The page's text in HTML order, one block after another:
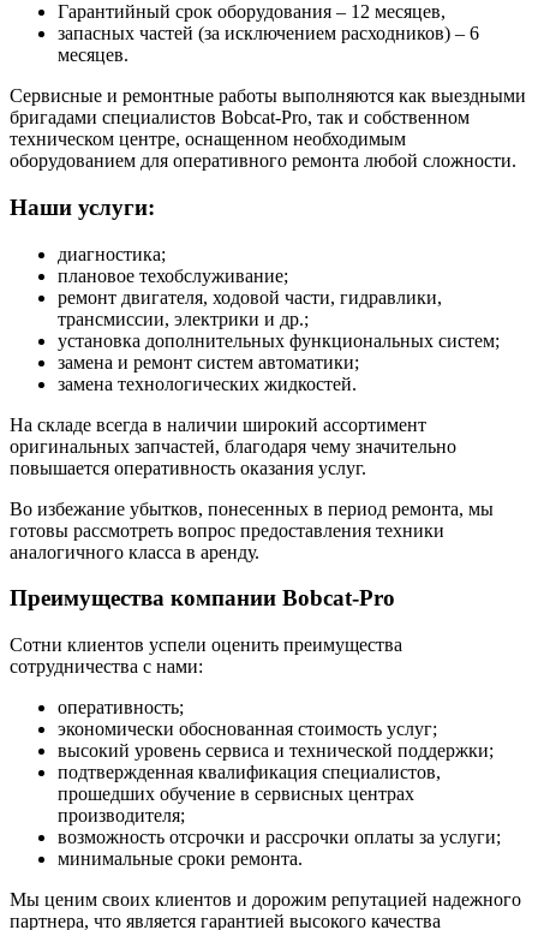
Гарантийный срок оборудования – 12 месяцев,
запасных частей (за исключением расходников) – 6
месяцев.
Сервисные и ремонтные работы выполняются как выездными
бригадами специалистов Bobcat-Pro, так и собственном
техническом центре, оснащенном необходимым
оборудованием для оперативного ремонта любой сложности.
Наши услуги:
диагностика;
плановое техобслуживание;
ремонт двигателя, ходовой части, гидравлики,
трансмиссии, электрики и др.;
установка дополнительных функциональных систем;
замена и ремонт систем автоматики;
замена технологических жидкостей.
На складе всегда в наличии широкий ассортимент
оригинальных запчастей, благодаря чему значительно
повышается оперативность оказания услуг.
Во избежание убытков, понесенных в период ремонта, мы
готовы рассмотреть вопрос предоставления техники
аналогичного класса в аренду.
Преимущества компании Bobcat-Pro
Сотни клиентов успели оценить преимущества
сотрудничества с нами:
оперативность;
экономически обоснованная стоимость услуг;
высокий уровень сервиса и технической поддержки;
подтвержденная квалификация специалистов,
прошедших обучение в сервисных центрах
производителя;
возможность отсрочки и рассрочки оплаты за услуги;
минимальные сроки ремонта.
Мы ценим своих клиентов и дорожим репутацией надежного
партнера, что является гарантией высокого качества